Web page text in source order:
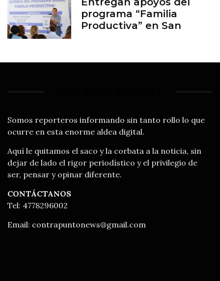
programa “Familia
Productiva” en San
Somos reporteros informando sin tanto rollo lo que
ocurre en esta enorme aldea digital.
Aquí le quitamos el saco y la corbata a la noticia, sin
dejar de lado el rigor periodístico y el privilegio de
ser, pensar y opinar diferente.
CONTÁCTANOS
Tel: 4778296002
Email: contrapuntonews@gmail.com